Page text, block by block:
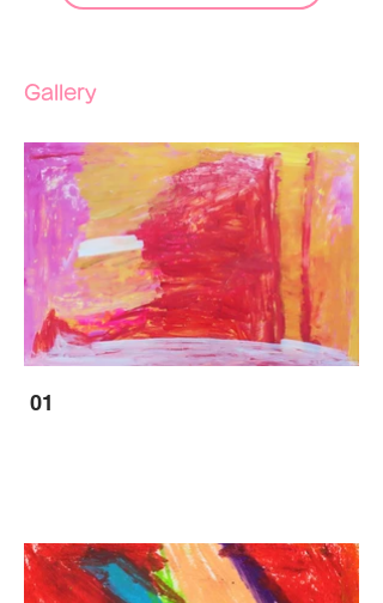
Gallery
01